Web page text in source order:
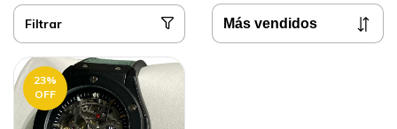
Filtrar
23%
OFF